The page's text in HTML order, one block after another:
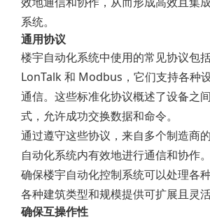
系统。
通用协议
楼宇自动化系统中使用的常见协议包括
LonTalk 和 Modbus，它们支持各种
通信。这些标准化协议概述了设备之
式，允许成功交换数据和命令。
通过遵守这些协议，来自多个制造商
自动化系统内有效地进行通信和协作
确保楼宇自动化控制系统可以处理各
各种建筑类型和规模提供可扩展且灵活
确保互操作性